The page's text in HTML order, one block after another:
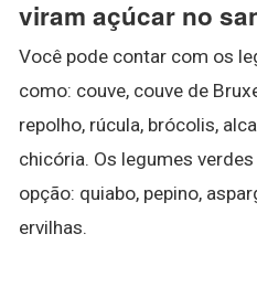
viram açúcar no
Você pode contar com os
como: couve, couve de
repolho, rúcula, brócolis,
chicória. Os legumes
opção: quiabo, pepino,
ervilhas.